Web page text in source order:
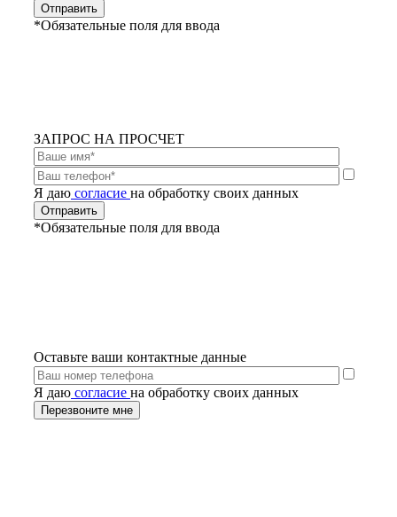
*Обязательные поля для ввода
ЗАПРОС НА ПРОСЧЕТ
Я даю согласие на обработку своих данных
*Обязательные поля для ввода
Оставьте ваши контактные данные
Я даю согласие на обработку своих данных